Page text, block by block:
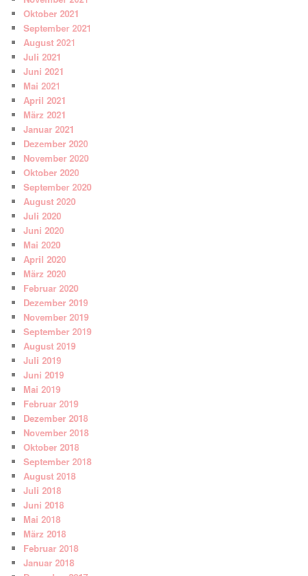
Oktober 2021
September 2021
August 2021
Juli 2021
Juni 2021
Mai 2021
April 2021
März 2021
Januar 2021
Dezember 2020
November 2020
Oktober 2020
September 2020
August 2020
Juli 2020
Juni 2020
Mai 2020
April 2020
März 2020
Februar 2020
Dezember 2019
November 2019
September 2019
August 2019
Juli 2019
Juni 2019
Mai 2019
Februar 2019
Dezember 2018
November 2018
Oktober 2018
September 2018
August 2018
Juli 2018
Juni 2018
Mai 2018
März 2018
Februar 2018
Januar 2018